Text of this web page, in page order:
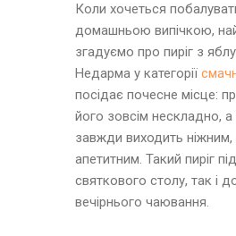
Коли хочеться
домашньою випічкою,
згадуємо про пиріг з
Недарма у категорії
посідає почесне місце:
його зовсім нескладно, а
завжди виходить ніжним,
апетитним. Такий пиріг
святкового столу, так і
вечірнього чаювання.